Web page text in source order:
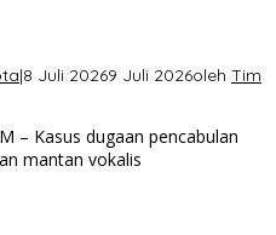
|8 Juli 20269 Juli 2026oleh Tim
– Kasus dugaan pencabulan
mantan vokalis